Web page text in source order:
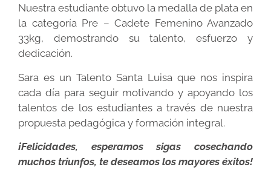
Nuestra estudiante obtuvo la medalla de plata en
la categoría Pre – Cadete Femenino Avanzado
33kg, demostrando su talento, esfuerzo y
dedicación.
Sara es un Talento Santa Luisa que nos inspira
cada día para seguir motivando y apoyando los
talentos de los estudiantes a través de nuestra
propuesta pedagógica y formación integral.
¡Felicidades, esperamos sigas cosechando
muchos triunfos, te deseamos los mayores éxitos!